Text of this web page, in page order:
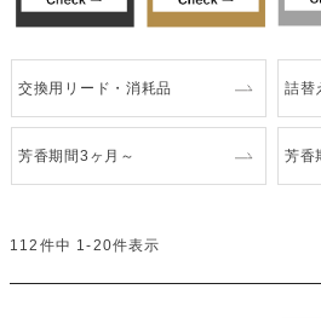
ライト・シーリングファン
アウトレット
交換用リード・消耗品 詰替
芳香期間3ヶ月～ 芳香
112 件中 1-20件表示